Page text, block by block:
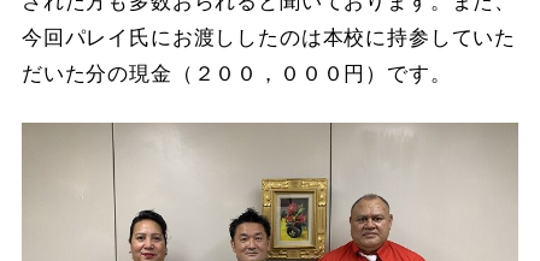
今回パレイ氏にお渡ししたのは本校に持参していた
だいた分の現金（２００，０００円）です。